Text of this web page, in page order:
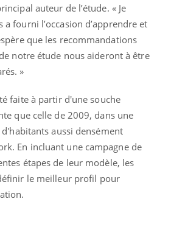
auteur de l’étude. « Je
a fourni l’occasion d’apprendre et
que les recommandations
notre étude nous aideront à être
»
faite à partir d'une souche
que celle de 2009, dans une
aussi densément
En incluant une campagne de
étapes de leur modèle, les
le meilleur profil pour